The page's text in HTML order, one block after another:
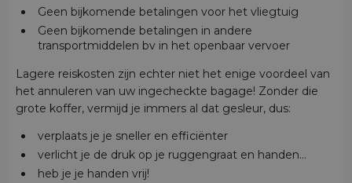
Geen bijkomende betalingen voor het vliegtuig
Geen bijkomende betalingen in andere
transportmiddelen bv in het openbaar vervoer
Lagere reiskosten zijn echter niet het enige voordeel van
het annuleren van uw ingecheckte bagage! Zonder die
grote koffer, vermijd je immers al dat gesleur, dus:
verplaats je je sneller en efficiënter
verlicht je de druk op je ruggengraat en handen...
heb je je handen vrij!